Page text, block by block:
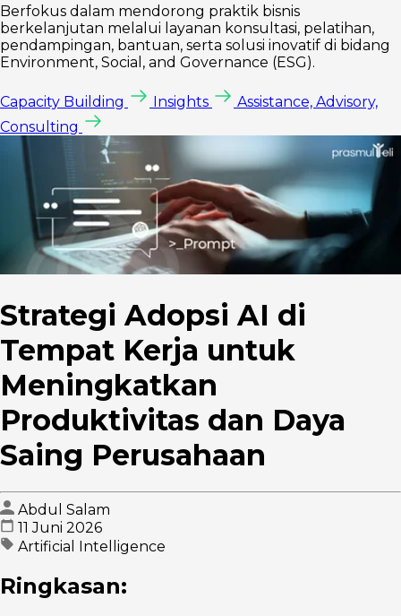
Berfokus dalam mendorong praktik bisnis
berkelanjutan melalui layanan konsultasi, pelatihan,
pendampingan, bantuan, serta solusi inovatif di bidang
Environment, Social, and Governance (ESG).
Capacity Building Insights
Assistance, Advisory,
Consulting
Strategi Adopsi AI di
Tempat Kerja untuk
Meningkatkan
Produktivitas dan Daya
Saing Perusahaan
Abdul Salam
11 Juni 2026
Artificial Intelligence
Ringkasan: